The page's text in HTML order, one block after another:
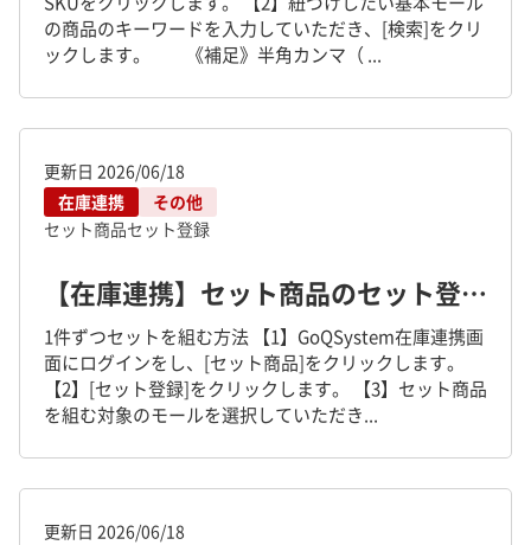
の商品のキーワードを入力していただき、[検索]をクリ
ックします。 《補足》半角カンマ（ ...
更新日 2026/06/18
在庫連携
その他
セット商品セット登録
【在庫連携】セット商品のセット登録方法について
1件ずつセットを組む方法 【1】GoQSystem在庫連携画
面にログインをし、[セット商品]をクリックします。
【2】[セット登録]をクリックします。 【3】セット商品
を組む対象のモールを選択していただき...
更新日 2026/06/18